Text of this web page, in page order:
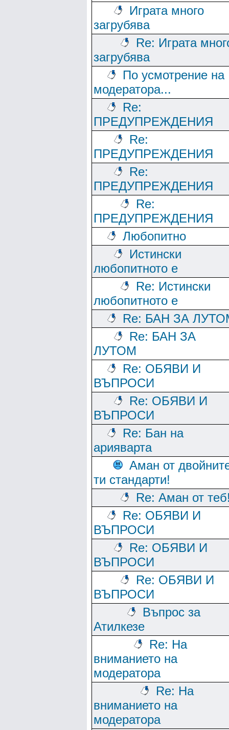
Играта много
загрубява
Re: Играта
загрубява
По усмотрение на
модератора...
Re:
ПРЕДУПРЕЖДЕНИЯ
Re:
ПРЕДУПРЕЖДЕНИЯ
Re:
ПРЕДУПРЕЖДЕНИЯ
Re:
ПРЕДУПРЕЖДЕНИЯ
Любопитно
Истински
любопитното е
Re: Истински
любопитното е
Re: БАН ЗА
Re: БАН ЗА
ЛУТОМ
Re: ОБЯВИ И
ВЪПРОСИ
Re: ОБЯВИ И
ВЪПРОСИ
Re: Бан на
арияварта
Аман от
ти стандарти!
Re: Аман от
Re: ОБЯВИ И
ВЪПРОСИ
Re: ОБЯВИ И
ВЪПРОСИ
Re: ОБЯВИ И
ВЪПРОСИ
Въпрос за
Атилкезе
Re: На
вниманието на
модератора
Re: На
вниманието на
модератора